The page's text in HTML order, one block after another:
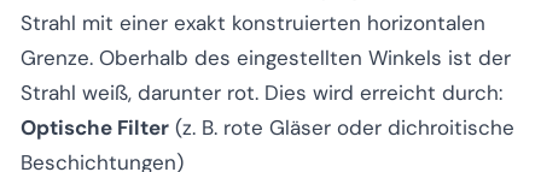
Strahl mit einer exakt konstruierten horizontalen
Grenze. Oberhalb des eingestellten Winkels ist der
Strahl weiß, darunter rot. Dies wird erreicht durch:
Optische Filter (z. B. rote Gläser oder dichroitische
Beschichtungen)